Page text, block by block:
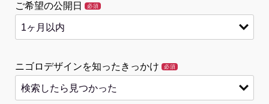
ご希望の公開日 必須
ニゴロデザインを知ったきっかけ 必須